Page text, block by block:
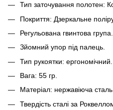
Тип заточування полотен:
Покриття: Дзеркальне
Регульована гвинтова група.
Зйомний упор під палець.
Тип рукоятки: ергономічний.
Вага: 55 гр.
Матеріал: нержавіюча
Твердість сталі за